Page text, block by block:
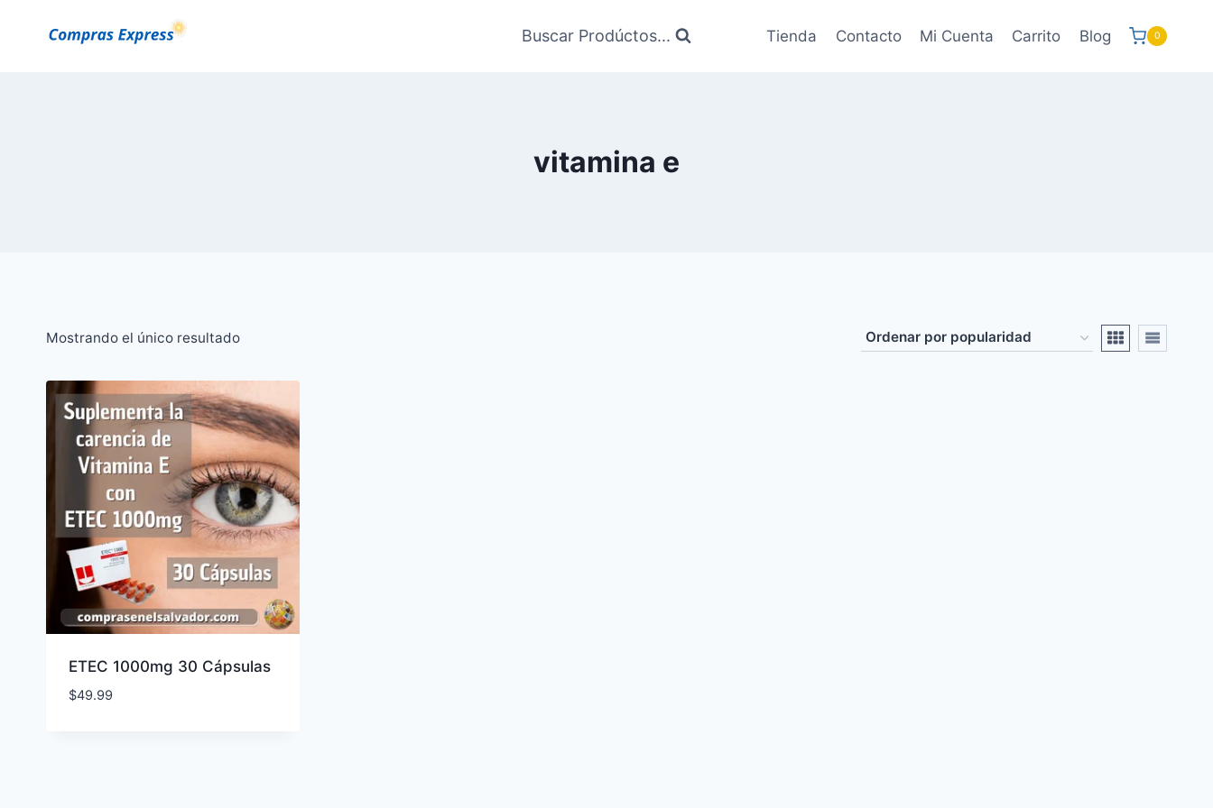
Buscar Prodúctos... Tienda Contacto Mi Cuenta Carrito Blog 0
vitamina e
Mostrando el único resultado
ETEC 1000mg 30 Cápsulas
$49.99